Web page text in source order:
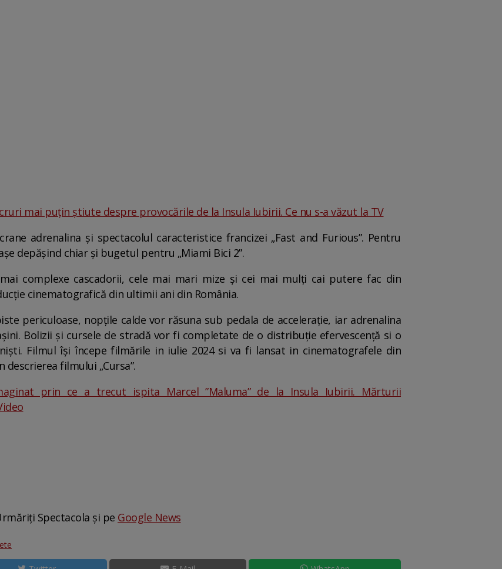
mai puțin știute despre provocările de la Insula Iubirii. Ce nu s-a văzut la TV
adrenalina și spectacolul caracteristice francizei „Fast and Furious”. Pentru
depășind chiar și bugetul pentru „Miami Bici 2”.
mai complexe cascadorii, cele mai mari mize și cei mai mulți cai putere fac din
cinematografică din ultimii ani din România.
periculoase, nopțile calde vor răsuna sub pedala de accelerație, iar adrenalina
Bolizii și cursele de stradă vor fi completate de o distribuție efervescență si o
Filmul își începe filmările in iulie 2024 si va fi lansat in cinematografele din
descrierea filmului „Cursa”.
prin ce a trecut ispita Marcel ”Maluma” de la Insula Iubirii. Mărturii
Spectacola și pe Google News